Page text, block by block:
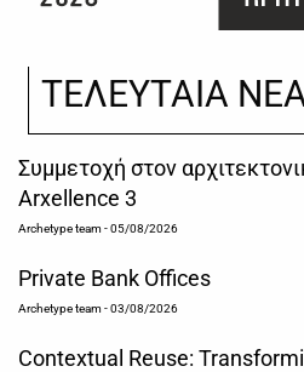
ΤΕΛΕΥΤΑΙΑ
Συμμετοχή στον
Arxellence 3
Archetype team- 05/08/2026
Private Bank Offices
Archetype team- 03/08/2026
Contextual Reuse: